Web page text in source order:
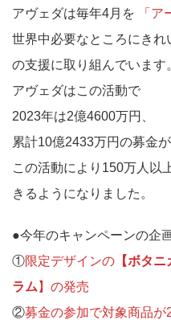
アヴェダは毎年4月を
「ア
世界中必要なところにき
の支援に取り組んでいます
アヴェダはこの活動で
2023年は2億4600万円、
累計10億2433万円の募金が
この活動により150万人以
きるようになりました。
●今年のキャンペーンの企
①限定デザインの 【ボタ
ラム 】の発売
②募金の参加で対象商品が